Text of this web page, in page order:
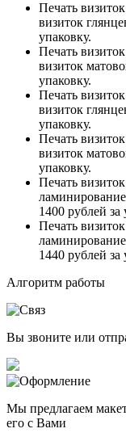
Печать
визиток
упаковку.
Печать
визиток
упаковку.
Печать
визиток
упаковку.
Печать
визиток
упаковку.
Печать
1400 рублей за
Печать
1440 рублей за
Алгоритм работы
Вы звоните или
Мы предлагаем
его с Вами